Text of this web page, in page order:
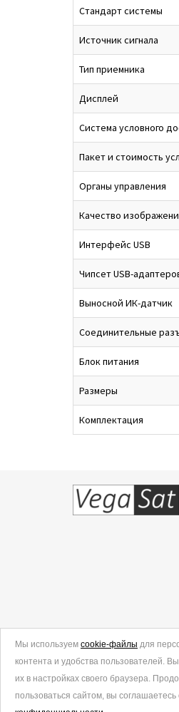
Стандарт системы
Источник сигнала
Тип приемника
Дисплей
Система условного
Пакет и стоимость
Органы управления
Качество
Интерфейс USB
Чипсет USB-
Выносной ИК-датчик
Соединительные
Блок питания
Размеры
Комплектация
© 2006-2026.
Все права защищены.
Политика в
Мы используем cookie-файлы для
контента и удобства пользователей.
их в настройках своего браузера.
пользоваться сайтом, вы соглашаетесь